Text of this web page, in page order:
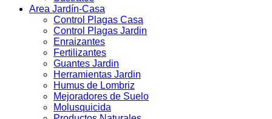
Area Jardín-Casa
Control Plagas Casa
Control Plagas Jardin
Enraizantes
Fertilizantes
Guantes Jardin
Herramientas Jardin
Humus de Lombriz
Mejoradores de Suelo
Molusquicida